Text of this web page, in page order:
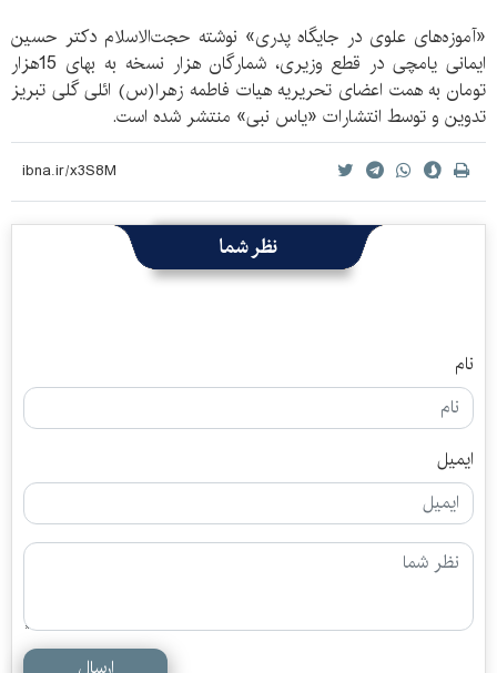
«آموزه‌های علوی در جایگاه پدری» نوشته حجت‌الاسلام دکتر حسین
ایمانی یامچی در قطع وزیری، شمارگان هزار نسخه به بهای 15هزار
تومان به همت اعضای تحریریه هیات فاطمه زهرا(س) ائلی گلی تبریز
تدوین و توسط انتشارات «یاس نبی» منتشر شده است.
نظر شما
نام
ایمیل